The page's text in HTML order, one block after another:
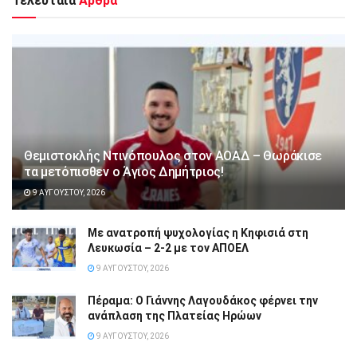
Θεμιστοκλής Ντινόπουλος στον ΑΟΑΔ – Θωράκισε
τα μετόπισθεν ο Άγιος Δημήτριος!
9 ΑΥΓΟΎΣΤΟΥ, 2026
Με ανατροπή ψυχολογίας η Κηφισιά στη
Λευκωσία – 2-2 με τον ΑΠΟΕΛ
9 ΑΥΓΟΎΣΤΟΥ, 2026
Πέραμα: Ο Γιάννης Λαγουδάκος φέρνει την
ανάπλαση της Πλατείας Ηρώων
9 ΑΥΓΟΎΣΤΟΥ, 2026